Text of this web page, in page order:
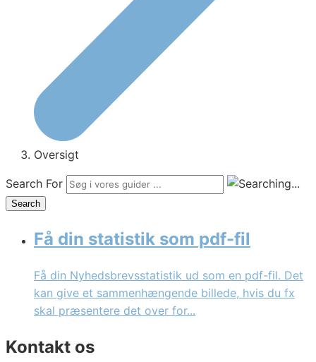
Oversigt
Search For
Search
Få din statistik som pdf-fil
Få din Nyhedsbrevsstatistik ud som en pdf-fil. Det
kan give et sammenhængende billede, hvis du fx
skal præsentere det over for...
Kontakt os